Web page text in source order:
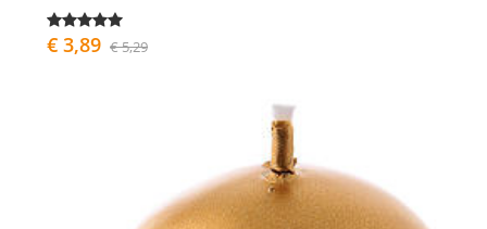
€ 3,89 € 5,29